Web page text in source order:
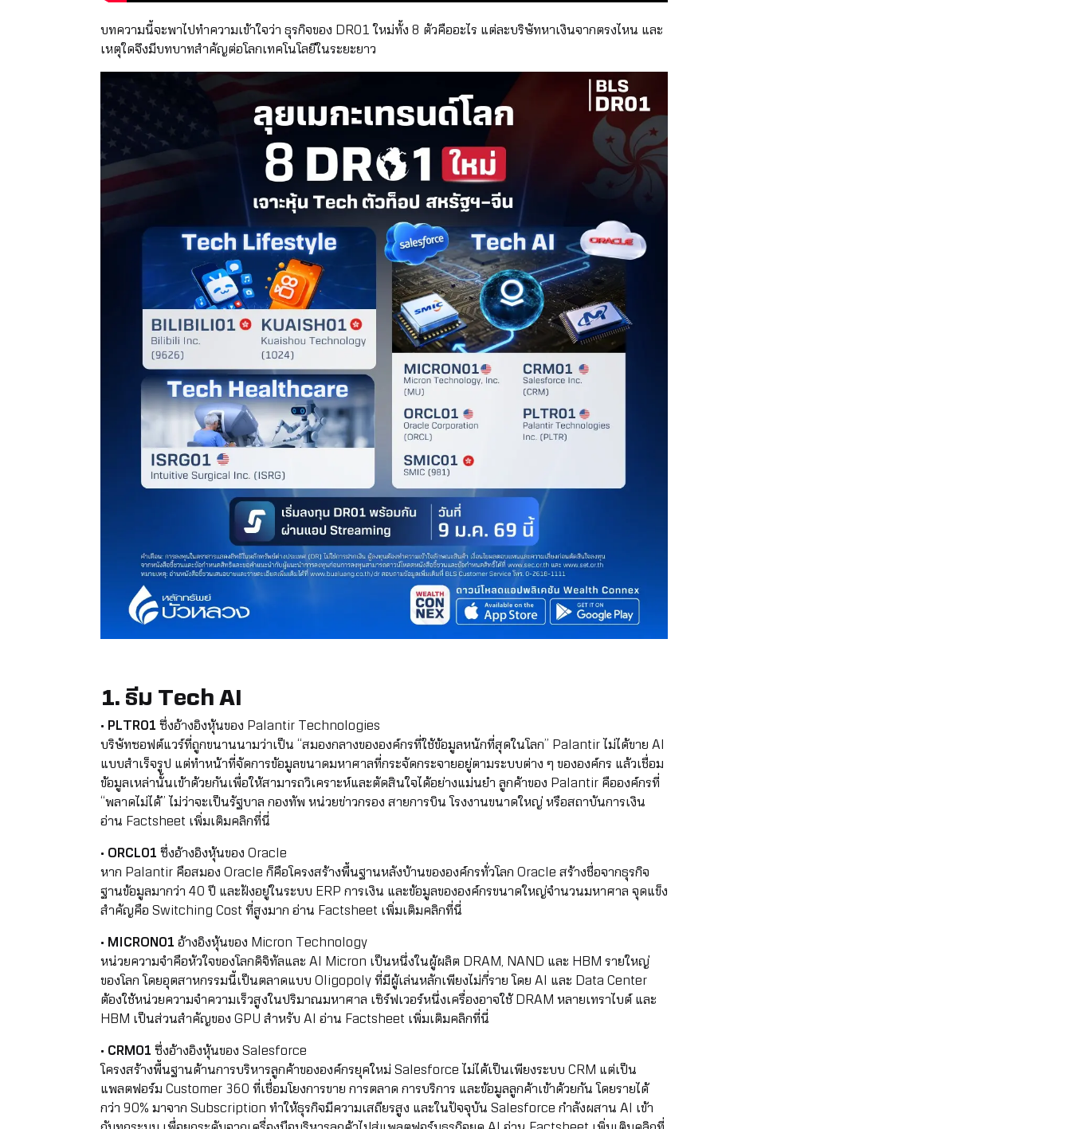
บทความนี้จะพาไปทำความเข้าใจว่า ธุรกิจของ DR01 ใหม่ทั้ง 8 ตัวคืออะไร แต่ละบริษัทหาเงินจากตรงไหน และ
เหตุใดจึงมีบทบาทสำคัญต่อโลกเทคโนโลยีในระยะยาว
1. ธีม Tech AI
• PLTR01ซึ่งอ้างอิงหุ้นของ Palantir Technologies
บริษัทซอฟต์แวร์ที่ถูกขนานนามว่าเป็น “สมองกลางขององค์กรที่ใช้ข้อมูลหนักที่สุดในโลก” Palantir ไม่ได้ขาย AI
แบบสำเร็จรูป แต่ทำหน้าที่จัดการข้อมูลขนาดมหาศาลที่กระจัดกระจายอยู่ตามระบบต่าง ๆ ขององค์กร แล้วเชื่อม
ข้อมูลเหล่านั้นเข้าด้วยกันเพื่อให้สามารถวิเคราะห์และตัดสินใจได้อย่างแม่นยำ ลูกค้าของ Palantir คือองค์กรที่
“พลาดไม่ได้” ไม่ว่าจะเป็นรัฐบาล กองทัพ หน่วยข่าวกรอง สายการบิน โรงงานขนาดใหญ่ หรือสถาบันการเงิน
อ่าน Factsheet เพิ่มเติมคลิกที่นี่
• ORCL01ซึ่งอ้างอิงหุ้นของ Oracle
หาก Palantir คือสมอง Oracle ก็คือโครงสร้างพื้นฐานหลังบ้านขององค์กรทั่วโลก Oracle สร้างชื่อจากธุรกิจ
ฐานข้อมูลมากว่า 40 ปี และฝังอยู่ในระบบ ERP การเงิน และข้อมูลขององค์กรขนาดใหญ่จำนวนมหาศาล จุดแข็ง
สำคัญคือ Switching Cost ที่สูงมากอ่าน Factsheet เพิ่มเติมคลิกที่นี่
• MICRON01อ้างอิงหุ้นของ Micron Technology
หน่วยความจำคือหัวใจของโลกดิจิทัลและ AI Micron เป็นหนึ่งในผู้ผลิต DRAM, NAND และ HBM รายใหญ่
ของโลก โดยอุตสาหกรรมนี้เป็นตลาดแบบ Oligopoly ที่มีผู้เล่นหลักเพียงไม่กี่ราย โดย AI และ Data Center
ต้องใช้หน่วยความจำความเร็วสูงในปริมาณมหาศาล เซิร์ฟเวอร์หนึ่งเครื่องอาจใช้ DRAM หลายเทราไบต์ และ
HBM เป็นส่วนสำคัญของ GPU สำหรับ AI อ่าน Factsheet เพิ่มเติมคลิกที่นี่
• CRM01ซึ่งอ้างอิงหุ้นของ Salesforce
โครงสร้างพื้นฐานด้านการบริหารลูกค้าขององค์กรยุคใหม่ Salesforce ไม่ได้เป็นเพียงระบบ CRM แต่เป็น
แพลตฟอร์ม Customer 360 ที่เชื่อมโยงการขาย การตลาด การบริการ และข้อมูลลูกค้าเข้าด้วยกัน โดยรายได้
กว่า 90% มาจาก Subscription ทำให้ธุรกิจมีความเสถียรสูง และในปัจจุบัน Salesforce กำลังผสาน AI เข้า